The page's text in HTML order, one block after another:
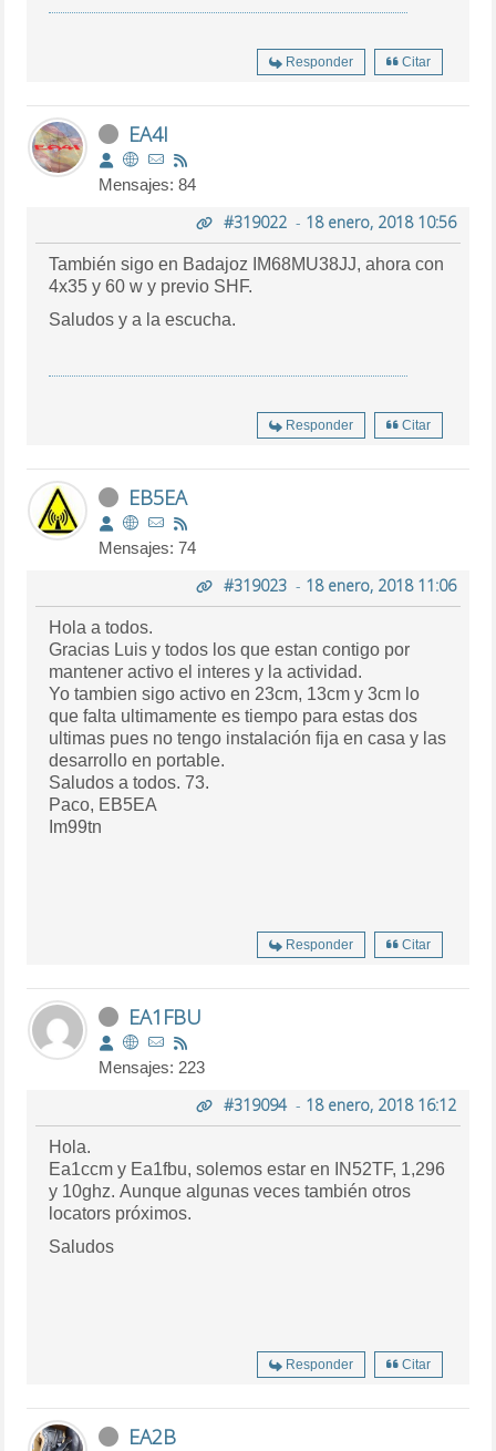
Responder Citar
EA4I
Mensajes: 84
#319022- 18 enero, 2018 10:56
También sigo en Badajoz IM68MU38JJ, ahora con
4x35 y 60 w y previo SHF.
Saludos y a la escucha.
Responder Citar
EB5EA
Mensajes: 74
#319023- 18 enero, 2018 11:06
Hola a todos.
Gracias Luis y todos los que estan contigo por
mantener activo el interes y la actividad.
Yo tambien sigo activo en 23cm, 13cm y 3cm lo
que falta ultimamente es tiempo para estas dos
ultimas pues no tengo instalación fija en casa y las
desarrollo en portable.
Saludos a todos. 73.
Paco, EB5EA
Im99tn
Responder Citar
EA1FBU
Mensajes: 223
#319094- 18 enero, 2018 16:12
Hola.
Ea1ccm y Ea1fbu, solemos estar en IN52TF, 1,296
y 10ghz. Aunque algunas veces también otros
locators próximos.
Saludos
Responder Citar
EA2B